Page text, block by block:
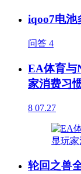
iqoo7电池
问答 4
EA体育与
家消费习
8 07.27
轮回之兽